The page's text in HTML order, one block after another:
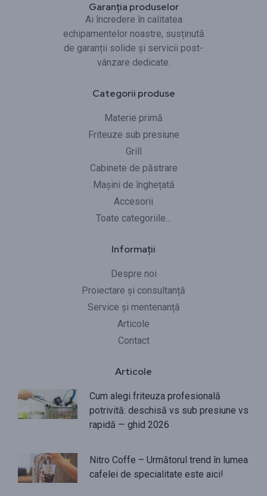
Garanția produselor
Ai încredere în calitatea
echipamentelor noastre, susținută
de garanții solide și servicii post-
vânzare dedicate.
Categorii produse
Materie primă
Friteuze sub presiune
Grill
Cabinete de păstrare
Mașini de înghețată
Accesorii
Toate categoriile...
Informații
Despre noi
Proiectare și consultanță
Service și mentenanță
Articole
Contact
Articole
Cum alegi friteuza profesională
potrivită: deschisă vs sub presiune vs
rapidă — ghid 2026
Nitro Coffe – Următorul trend în lumea
cafelei de specialitate este aici!